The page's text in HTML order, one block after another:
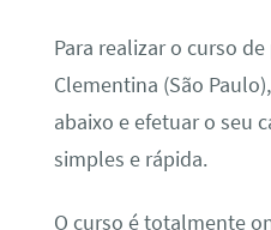
Para realizar o curso
Clementina (São
abaixo e efetuar o seu
simples e rápida.
O curso é totalmente